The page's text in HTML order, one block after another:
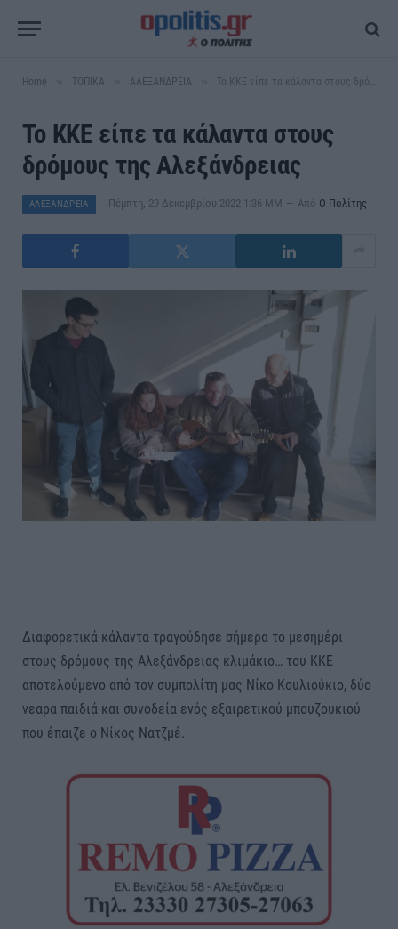
Home ΤΟΠΙΚΑ ΑΛΕΞΑΝΔΡΕΙΑ Το ΚΚΕ είπε τα κάλαντα στους δρόμους της Αλεξάνδρειας
Το ΚΚΕ είπε τα κάλαντα στους
δρόμους της Αλεξάνδρειας
ΑΛΕΞΑΝΔΡΕΙΑ Πέμπτη, 29 Δεκεμβρίου 2022 1:36 ΜΜ Από Ο Πολίτης
Διαφορετικά κάλαντα τραγούδησε σήμερα το μεσημέρι
στους δρόμους της Αλεξάνδρειας κλιμάκιο… του ΚΚΕ
αποτελούμενο από τον συμπολίτη μας Νίκο Κουλιούκιο, δύο
νεαρα παιδιά και συνοδεία ενός εξαιρετικού μπουζουκιού
που έπαιζε ο Νίκος Νατζμέ.